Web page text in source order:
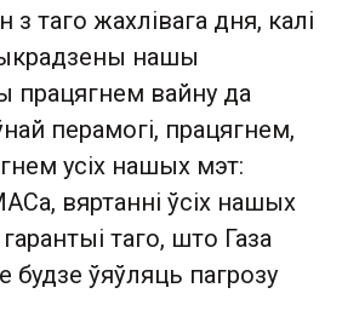
таго жахлівага дня, калі
нашы
працягнем вайну да
перамогі, працягнем,
усіх нашых мэт:
вяртанні ўсіх нашых
таго, што Газа
будзе ўяўляць пагрозу